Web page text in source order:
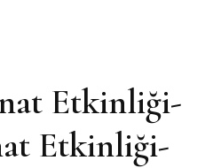
Etkinliği-
Etkinliği-